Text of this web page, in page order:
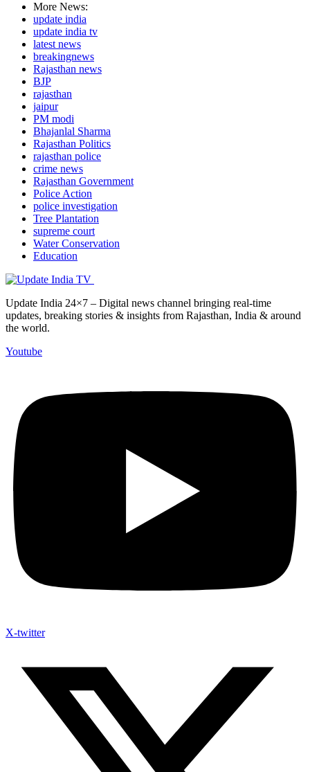
More News:
update india
update india tv
latest news
breakingnews
Rajasthan news
BJP
rajasthan
jaipur
PM modi
Bhajanlal Sharma
Rajasthan Politics
rajasthan police
crime news
Rajasthan Government
Police Action
police investigation
Tree Plantation
supreme court
Water Conservation
Education
Update India 24×7 – Digital news channel bringing real-time
updates, breaking stories & insights from Rajasthan, India & around
the world.
Youtube
X-twitter